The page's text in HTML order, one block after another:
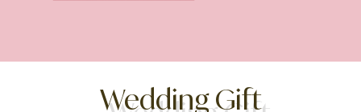
Wedding Gift